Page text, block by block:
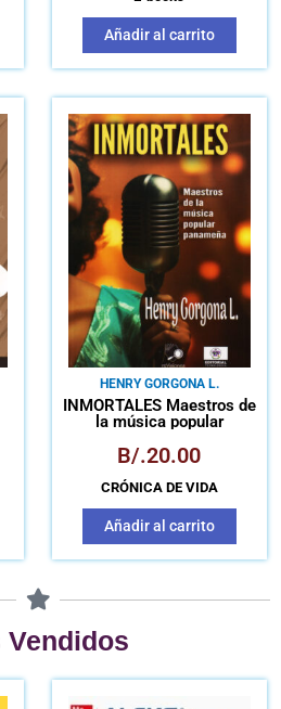
Añadir al carrito
HENRY GORGONA L.
INMORTALES Maestros de
la música popular
B/.20.00
CRÓNICA DE VIDA
Añadir al carrito
Vendidos